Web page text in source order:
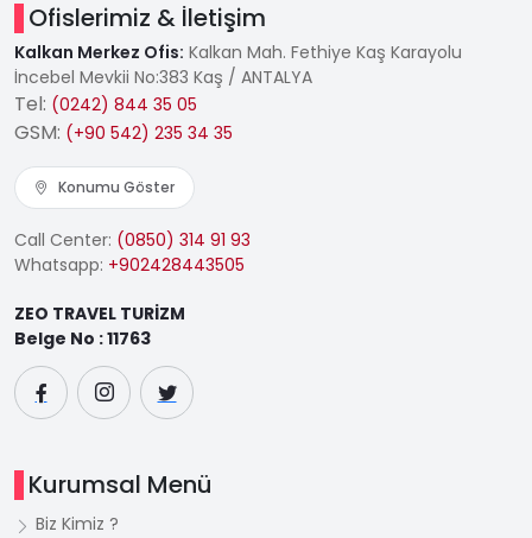
Ofislerimiz & İletişim
Kalkan Merkez Ofis: Kalkan Mah. Fethiye Kaş Karayolu
İncebel Mevkii No:383 Kaş / ANTALYA
Tel: (0242) 844 35 05
GSM: (+90 542) 235 34 35
Konumu Göster
Call Center: (0850) 314 91 93
Whatsapp: +902428443505
ZEO TRAVEL TURİZM
Belge No : 11763
Kurumsal Menü
Biz Kimiz ?